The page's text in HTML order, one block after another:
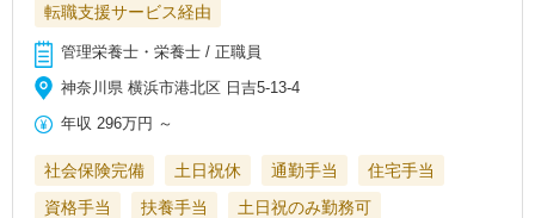
転職支援サービス経由
管理栄養士・栄養士 / 正職員
神奈川県 横浜市港北区 日吉5-13-4
年収 296万円 ～
社会保険完備 土日祝休 通勤手当
住宅手当
資格手当
扶養手当
土日祝のみ勤務可